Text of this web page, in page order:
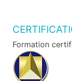
Formation